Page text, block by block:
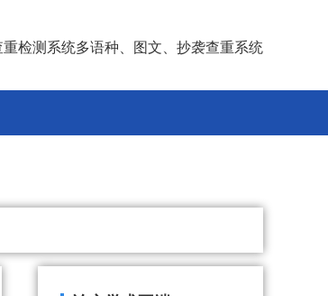
检测系统多语种、图文、抄袭查重系统